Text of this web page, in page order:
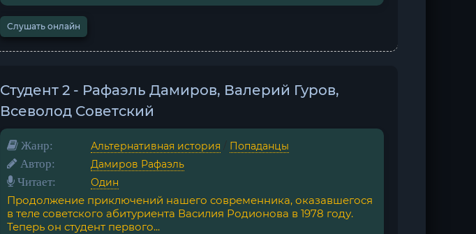
Слушать онлайн
Студент 2 - Рафаэль Дамиров, Валерий Гуров,
Всеволод Советский
Жанр: Альтернативная история Попаданцы
Автор: Дамиров Рафаэль
Читает: Один
Продолжение приключений нашего современника, оказавшегося
в теле советского абитуриента Василия Родионова в 1978 году.
Теперь он студент первого...